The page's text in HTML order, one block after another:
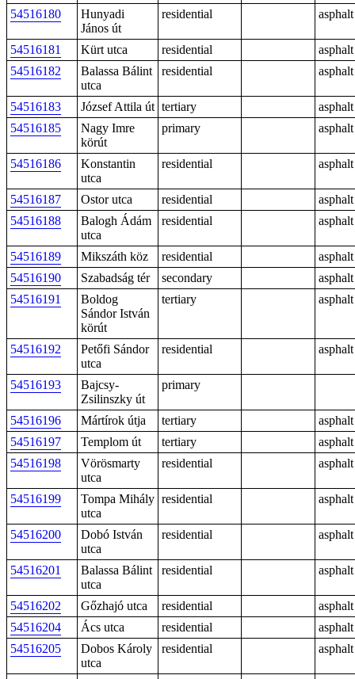
54516180
Hunyadi
János út
residential asphalt
54516181 Kürt utca residential
asphalt
54516182
Balassa Bálint
utca
residential asphalt
54516183 József Attila út tertiary
asphalt
54516185
Nagy Imre
körút
primary asphalt
54516186
Konstantin
utca
residential asphalt
54516187 Ostor utca residential
asphalt
54516188
Balogh Ádám
utca
residential asphalt
54516189 Mikszáth köz residential
asphalt
54516190
Szabadság tér secondary
asphalt
54516191
Boldog
Sándor István
körút
tertiary asphalt
54516192
Petőfi Sándor
utca
residential asphalt
54516193
Bajcsy-
Zsilinszky út
primary
54516196 Mártírok útja tertiary
asphalt
54516197
Templom út tertiary
asphalt
54516198
Vörösmarty
utca
residential asphalt
54516199
Tompa Mihály
utca
residential asphalt
54516200
Dobó István
utca
residential asphalt
54516201
Balassa Bálint
utca
residential asphalt
54516202 Gőzhajó utca residential
asphalt
54516204
Ács utca residential
asphalt
54516205
Dobos Károly
utca
residential asphalt